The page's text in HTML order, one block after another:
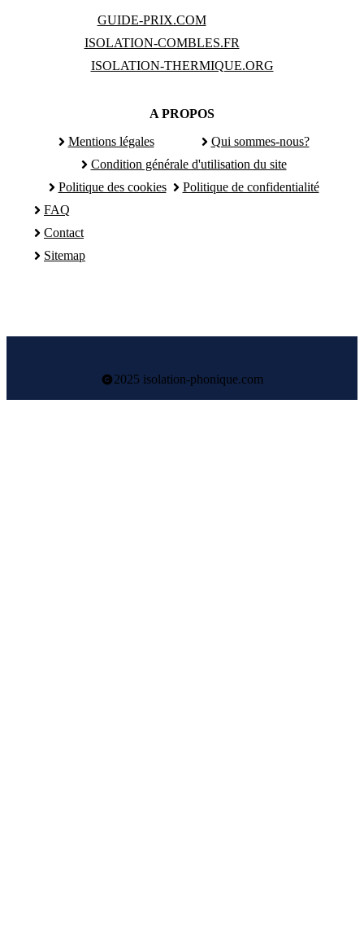
GUIDE-PRIX.COM
ISOLATION-COMBLES.FR
ISOLATION-THERMIQUE.ORG
A PROPOS
Mentions légales
Qui sommes-nous?
Condition générale d'utilisation du site
Politique des cookies
Politique de confidentialité
FAQ
Contact
Sitemap
2025 isolation-phonique.com